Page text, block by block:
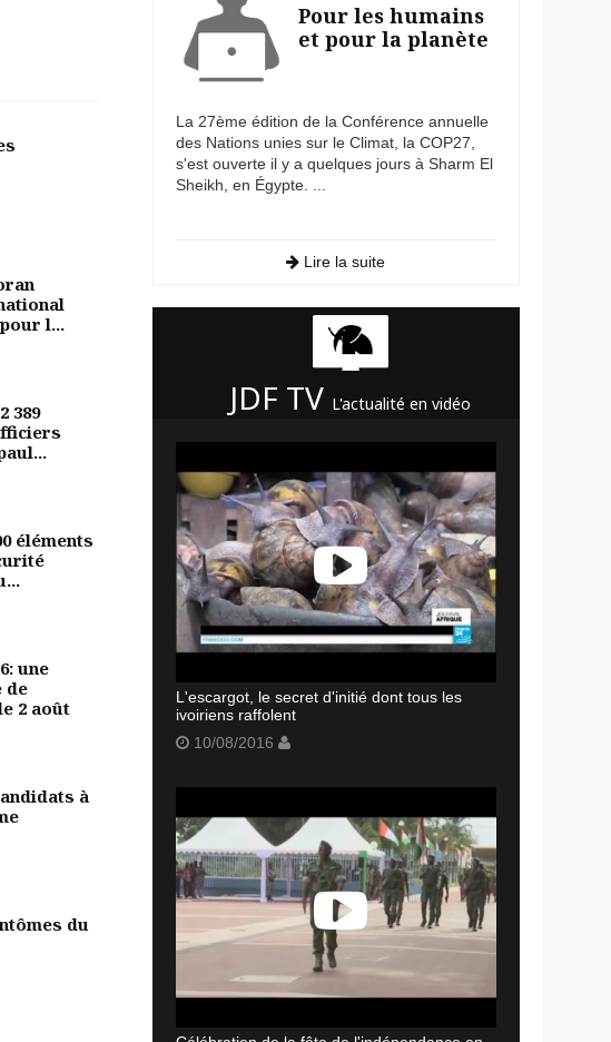
pour l...
389
éléments
une
de
2 août
à
du
Pour les humains
et pour la planète
La 27ème édition de la Conférence annuelle
des Nations unies sur le Climat, la COP27,
s'est ouverte il y a quelques jours à Sharm El
Sheikh, en Égypte. ...
Lire la suite
JDF TV L'actualité en vidéo
L'escargot, le secret d'initié dont tous les
ivoiriens raffolent
10/08/2016